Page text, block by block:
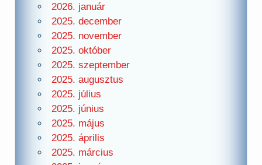
2026. január
2025. december
2025. november
2025. október
2025. szeptember
2025. augusztus
2025. július
2025. június
2025. május
2025. április
2025. március